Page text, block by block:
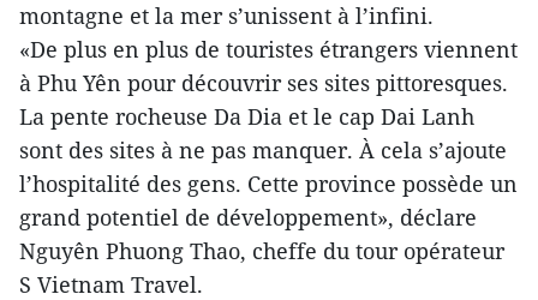
montagne et la mer s’unissent à l’infini.
«De plus en plus de touristes étrangers viennent
à Phu Yên pour découvrir ses sites pittoresques.
La pente rocheuse Da Dia et le cap Dai Lanh
sont des sites à ne pas manquer. À cela s’ajoute
l’hospitalité des gens. Cette province possède un
grand potentiel de développement», déclare
Nguyên Phuong Thao, cheffe du tour opérateur
S Vietnam Travel.